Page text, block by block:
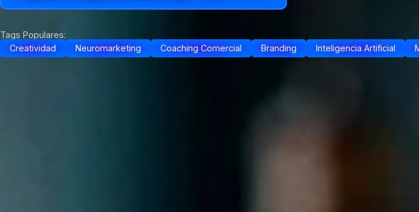
Tags Populares:
Creatividad
Neuromarketing Coaching Comercial Branding Inteligencia Artificial